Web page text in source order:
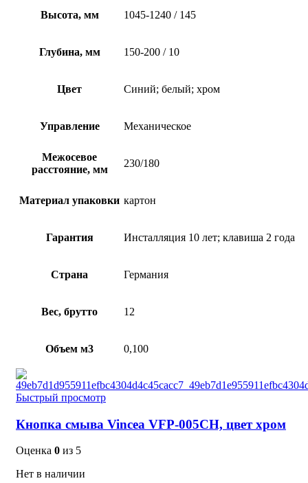
Высота, мм 1045-1240 / 145
Глубина, мм 150-200 / 10
Цвет Синий; белый; хром
Управление Механическое
Межосевое
расстояние, мм
230/180
Материал упаковки картон
Гарантия Инсталляция 10 лет; клавиша 2 года
Страна Германия
Вес, брутто 12
Объем м3 0,100
Быстрый просмотр
Кнопка смыва Vincea VFP-005CH, цвет хром
Оценка 0 из 5
Нет в наличии